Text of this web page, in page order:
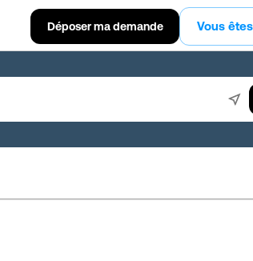
Déposer ma demande Vous